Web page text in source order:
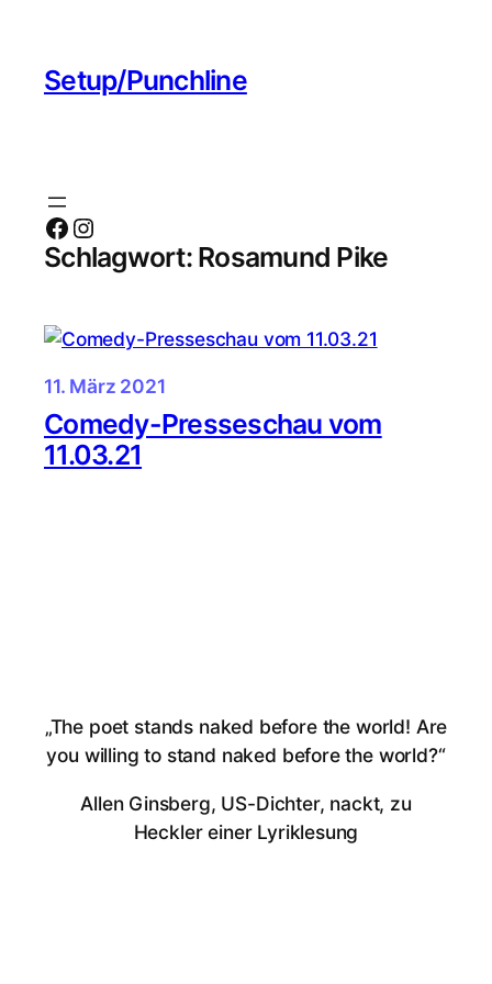
springen
Setup/Punchline
Facebook Instagram
Schlagwort: Rosamund Pike
11. März 2021
Comedy-Presseschau vom
11.03.21
„The poet stands naked before the world! Are
you willing to stand naked before the world?“
Allen Ginsberg, US-Dichter, nackt, zu
Heckler einer Lyriklesung